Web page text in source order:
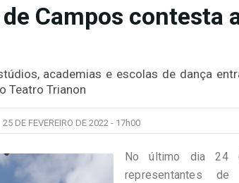
Campos contesta
academias e escolas de dança
Teatro Trianon
25 DE FEVEREIRO DE 2022 - 17h00
No último dia 24
representantes